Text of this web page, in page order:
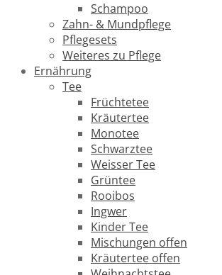
Schampoo
Zahn- & Mundpflege
Pflegesets
Weiteres zu Pflege
Ernährung
Tee
Früchtetee
Kräutertee
Monotee
Schwarztee
Weisser Tee
Grüntee
Rooibos
Ingwer
Kinder Tee
Mischungen offen
Kräutertee offen